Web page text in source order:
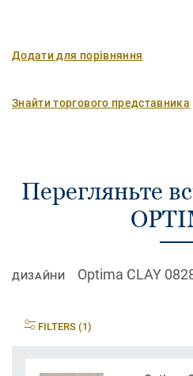
Додати для порівняння
Знайти торгового представника
Перегляньте
ДИЗАЙНИ Optima CLAY
FILTERS (1)